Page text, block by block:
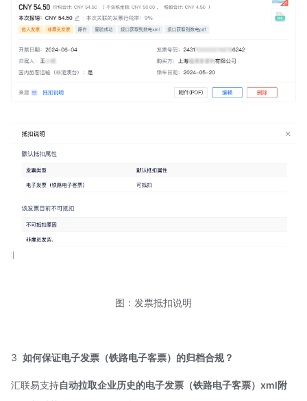
图：发票抵扣说明
3 如何保证电子发票（铁路电子客票）的归档合规？
汇联易支持自动拉取企业历史的电子发票（铁路电子客票）xml附